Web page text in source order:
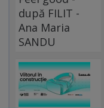
după FILIT -
Ana Maria
SANDU